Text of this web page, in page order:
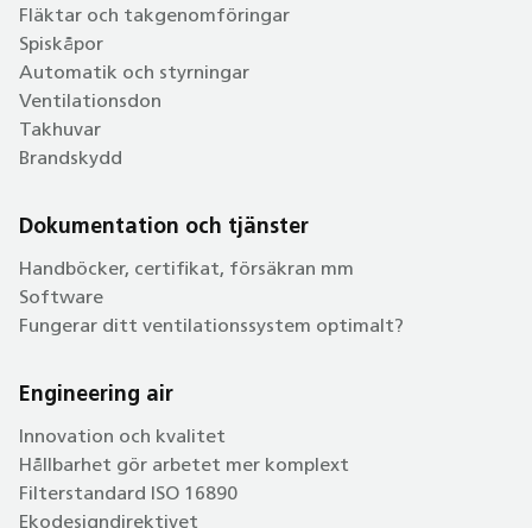
Fläktar och takgenomföringar
Spiskåpor
Automatik och styrningar
Ventilationsdon
Takhuvar
Brandskydd
Dokumentation och tjänster
Handböcker, certifikat, försäkran mm
Software
Fungerar ditt ventilationssystem optimalt?
Engineering air
Innovation och kvalitet
Hållbarhet gör arbetet mer komplext
Filterstandard ISO 16890
Ekodesigndirektivet